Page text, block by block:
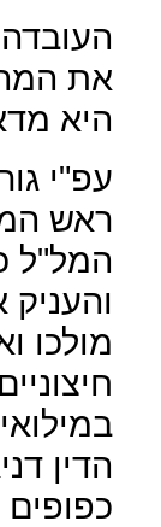
את
היא
עפ"י
ראש
המל"ל
והעניק
מולכו
הדין